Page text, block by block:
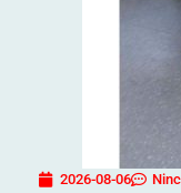
2026-08-06